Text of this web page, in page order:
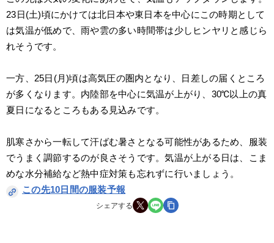
23日(土)頃にかけては北日本や東日本を中心にこの時期として
は気温が低めで、雨や雲の多い時間帯は少しヒンヤリと感じら
れそうです。
一方、25日(月)頃は高気圧の圏内となり、日差しの届くところ
が多くなります。内陸部を中心に気温が上がり、30℃以上の真
夏日になるところもある見込みです。
肌寒さから一転して汗ばむ暑さとなる可能性があるため、服装
でうまく調節するのが良さそうです。気温が上がる日は、こま
めな水分補給など熱中症対策も忘れずに行いましょう。
この先10日間の服装予報
シェアする